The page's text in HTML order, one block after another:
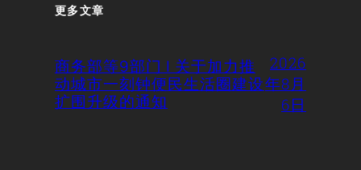
更多文章
商务部等9部门 | 关于加力推
动城市一刻钟便民生活圈建设
扩围升级的通知
2026
年8月
6日